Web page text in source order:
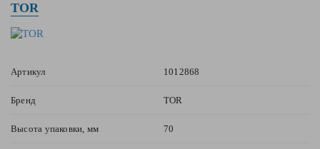
TOR
Артикул 1012868
Бренд TOR
Высота упаковки, мм 70